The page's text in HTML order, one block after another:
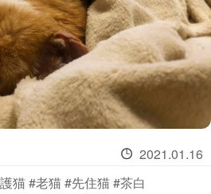
2021.01.16
猫 #老猫 #先住猫 #茶白